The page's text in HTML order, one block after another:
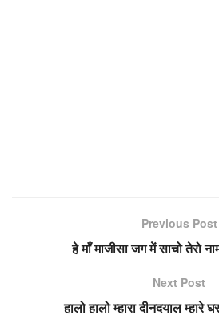
Previous Post
हे माँ माजीसा जग में साचो तेरो
Next Post
हालो हालो म्हारा दीनदयाल म्हारे